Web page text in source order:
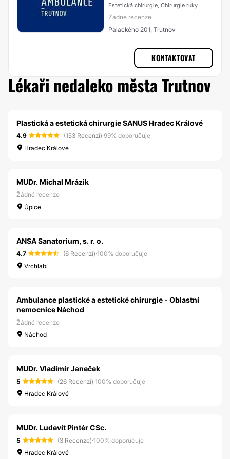
Estetická chirurgie, Chirurgie ruky
Žádné recenze
Palackého 201, Trutnov
KONTAKTOVAT
Lékaři nedaleko města Trutnov
Plastická a estetická chirurgie SANUS Hradec Králové
4.9 (153 Recenzí)·99% doporučuje
Hradec Králové
MUDr. Michal Mrázik
Žádné recenze
Úpice
ANSA Sanatorium, s. r. o.
4.7 (6 Recenzí)·100% doporučuje
Vrchlabí
Ambulance plastické a estetické chirurgie - Oblastní
nemocnice Náchod
Žádné recenze
Náchod
MUDr. Vladimír Janeček
5 (26 Recenzí)·100% doporučuje
Hradec Králové
MUDr. Ludevít Pintér CSc.
5 (3 Recenze)·100% doporučuje
Hradec Králové